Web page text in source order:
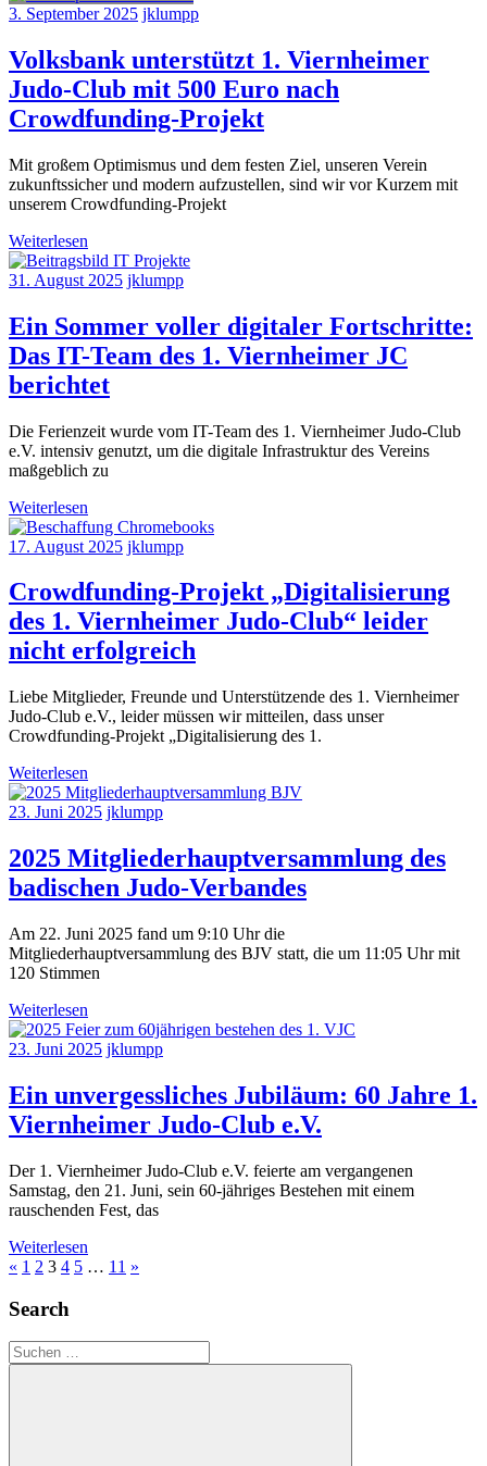
3. September 2025 jklumpp
Volksbank unterstützt 1. Viernheimer
Judo-Club mit 500 Euro nach
Crowdfunding-Projekt
Mit großem Optimismus und dem festen Ziel, unseren Verein
zukunftssicher und modern aufzustellen, sind wir vor Kurzem mit
unserem Crowdfunding-Projekt
Weiterlesen
31. August 2025 jklumpp
Ein Sommer voller digitaler Fortschritte:
Das IT-Team des 1. Viernheimer JC
berichtet
Die Ferienzeit wurde vom IT-Team des 1. Viernheimer Judo-Club
e.V. intensiv genutzt, um die digitale Infrastruktur des Vereins
maßgeblich zu
Weiterlesen
17. August 2025 jklumpp
Crowdfunding-Projekt „Digitalisierung
des 1. Viernheimer Judo-Club“ leider
nicht erfolgreich
Liebe Mitglieder, Freunde und Unterstützende des 1. Viernheimer
Judo-Club e.V., leider müssen wir mitteilen, dass unser
Crowdfunding-Projekt „Digitalisierung des 1.
Weiterlesen
23. Juni 2025 jklumpp
2025 Mitgliederhauptversammlung des
badischen Judo-Verbandes
Am 22. Juni 2025 fand um 9:10 Uhr die
Mitgliederhauptversammlung des BJV statt, die um 11:05 Uhr mit
120 Stimmen
Weiterlesen
23. Juni 2025 jklumpp
Ein unvergessliches Jubiläum: 60 Jahre 1.
Viernheimer Judo-Club e.V.
Der 1. Viernheimer Judo-Club e.V. feierte am vergangenen
Samstag, den 21. Juni, sein 60-jähriges Bestehen mit einem
rauschenden Fest, das
Weiterlesen
Seitennummerierung
der
« Vorherige
1 2 3 4 5 … 11 Nächste
»
Search
Suchen
nach: